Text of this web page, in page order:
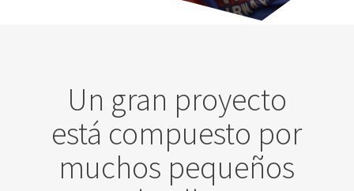
Un gran proyecto
está compuesto por
muchos pequeños